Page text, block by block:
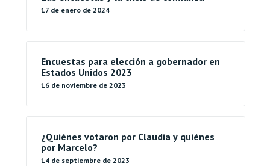
17 de enero de 2024
Encuestas para elección a gobernador en
Estados Unidos 2023
16 de noviembre de 2023
¿Quiénes votaron por Claudia y quiénes
por Marcelo?
14 de septiembre de 2023